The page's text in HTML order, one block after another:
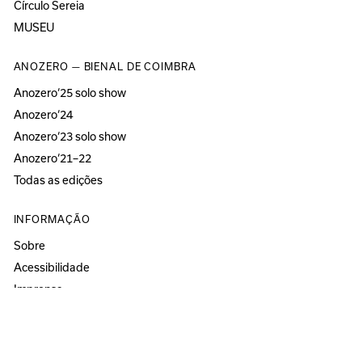
Círculo Sereia
MUSEU
ANOZERO — BIENAL DE COIMBRA
Anozero‘25 solo show
Anozero‘24
Anozero‘23 solo show
Anozero‘21–22
Todas as edições
INFORMAÇÃO
Sobre
Acessibilidade
Imprensa